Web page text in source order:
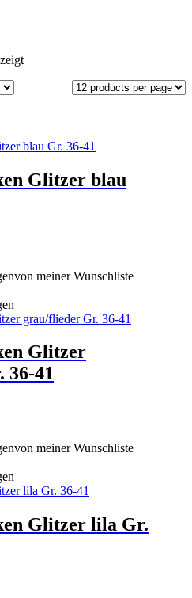
Glitzer blau
von meiner Wunschliste
Glitzer
36-41
von meiner Wunschliste
Glitzer lila Gr.